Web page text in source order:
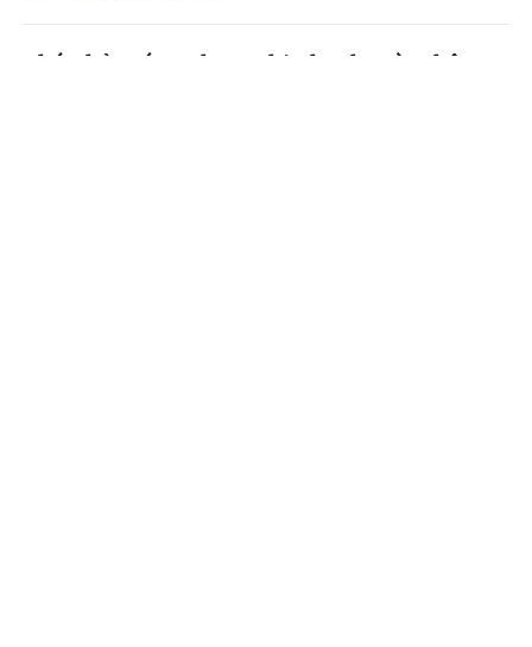
Phó Thủ tướng Phạm Thị Thanh Trà: Không